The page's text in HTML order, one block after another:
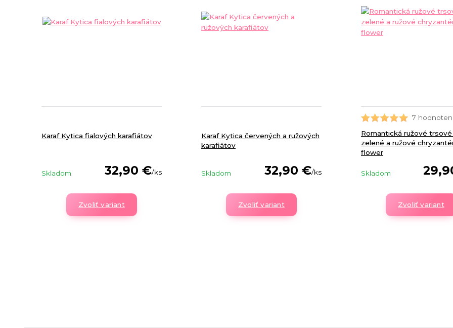
Karaf Kytica fialových karafiátov
32,90 €/ks
Skladom
Zvoliť variant
Karaf Kytica červených a ružových
karafiátov
32,90 €/ks
Skladom
Zvoliť variant
7
Romantická ružové trsové
zelené a ružové
flower
Skladom
Zvoliť variant